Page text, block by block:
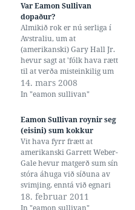
Var Eamon Sullivan
dopaður?
Almikið rok er nú serliga í
Avstraliu, um at
(amerikanski) Gary Hall Jr.
hevur sagt at 'fólk hava rætt
til at verða misteinkilig um
doping, tá ið tey síggja
betringar sum hasar'. Hann
ikki persónliga heldur at
Eamon Sullivan var
dopaður, men tað lurta
avstraliumenn…
14. mars 2008
In "eamon sullivan"
Eamon Sullivan roynir seg
(eisini) sum kokkur
Vit hava fyrr frætt at
amerikanski Garrett Weber-
Gale hevur matgerð sum sín
stóra áhuga við síðuna av
svimjing, enntá við egnari
kokka-bloggu-síðu
www.athleticfoodie.com. Nú
18. februar 2011